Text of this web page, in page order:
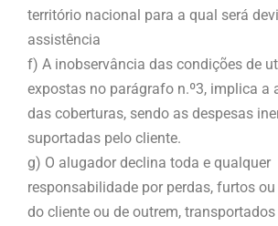
território nacional para a qual será
assistência
f) A inobservância das condições de
expostas no parágrafo n.º3, implica a
das coberturas, sendo as despesas
suportadas pelo cliente.
g) O alugador declina toda e qualquer
responsabilidade por perdas, furtos
do cliente ou de outrem,